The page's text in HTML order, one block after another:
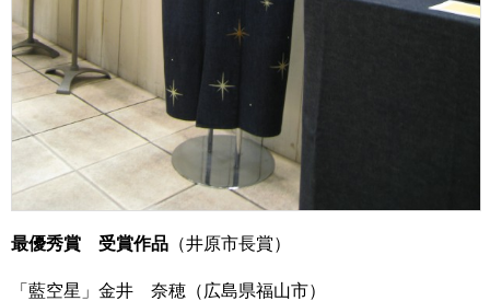
最優秀賞 受賞作品 （井原市長賞）
「藍空星」金井 奈穂（広島県福山市）